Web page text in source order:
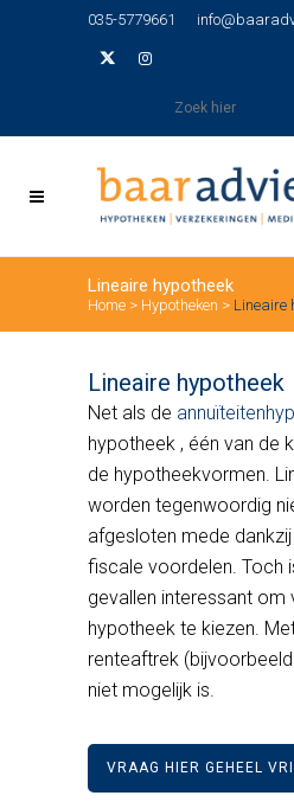
035-5779661
Lineaire hypotheek
Home > Hypotheken > Lineaire
Lineaire hypotheek
Net als de
hypotheek , één van de
de hypotheekvormen.
worden tegenwoordig
afgesloten mede
fiscale voordelen. Toch
gevallen interessant om
hypotheek te kiezen.
renteaftrek
niet mogelijk is.
VRAAG HIER GEHEEL